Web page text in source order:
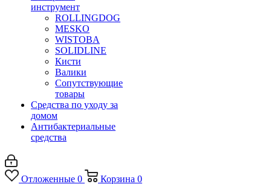
инструмент
ROLLINGDOG
MESKO
WISTOBA
SOLIDLINE
Кисти
Валики
Сопутствующие
товары
Средства по уходу за
домом
Антибактериальные
средства
Отложенные 0 Корзина 0